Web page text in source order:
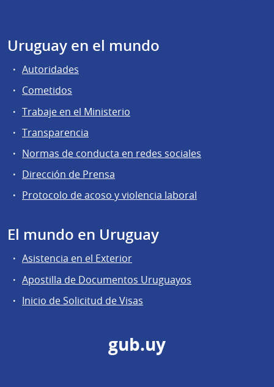
Uruguay en el mundo
Autoridades
Cometidos
Trabaje en el Ministerio
Transparencia
Normas de conducta en redes sociales
Dirección de Prensa
Protocolo de acoso y violencia laboral
El mundo en Uruguay
Asistencia en el Exterior
Apostilla de Documentos Uruguayos
Inicio de Solicitud de Visas
gub.uy